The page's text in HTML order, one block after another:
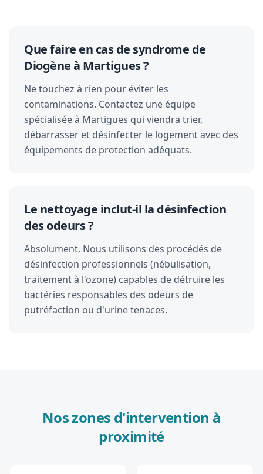
Que faire en cas de syndrome de
Diogène à Martigues ?
Ne touchez à rien pour éviter les
contaminations. Contactez une équipe
spécialisée à Martigues qui viendra trier,
débarrasser et désinfecter le logement avec des
équipements de protection adéquats.
Le nettoyage inclut-il la désinfection
des odeurs ?
Absolument. Nous utilisons des procédés de
désinfection professionnels (nébulisation,
traitement à l'ozone) capables de détruire les
bactéries responsables des odeurs de
putréfaction ou d'urine tenaces.
Nos zones d'intervention à
proximité